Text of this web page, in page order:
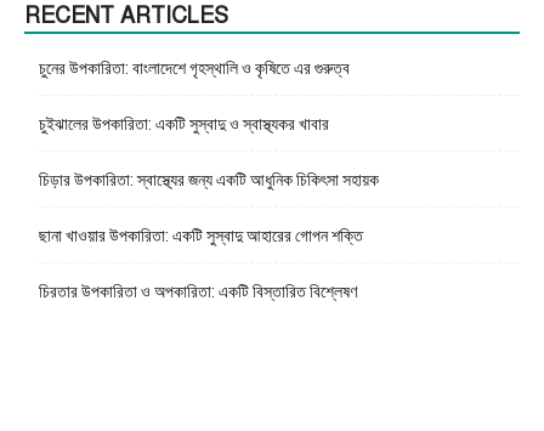
RECENT ARTICLES
চুনের উপকারিতা: বাংলাদেশে গৃহস্থালি ও কৃষিতে এর গুরুত্ব
চুইঝালের উপকারিতা: একটি সুস্বাদু ও স্বাস্থ্যকর খাবার
চিড়ার উপকারিতা: স্বাস্থ্যের জন্য একটি আধুনিক চিকিৎসা সহায়ক
ছানা খাওয়ার উপকারিতা: একটি সুস্বাদু আহারের গোপন শক্তি
চিরতার উপকারিতা ও অপকারিতা: একটি বিস্তারিত বিশ্লেষণ